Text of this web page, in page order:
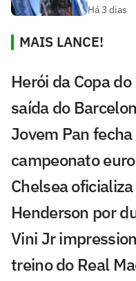
Há 3 dias
MAIS LANCE!
Herói da Copa
saída do
Jovem Pan
campeonato
Chelsea
Henderson por
Vini Jr
treino do Real